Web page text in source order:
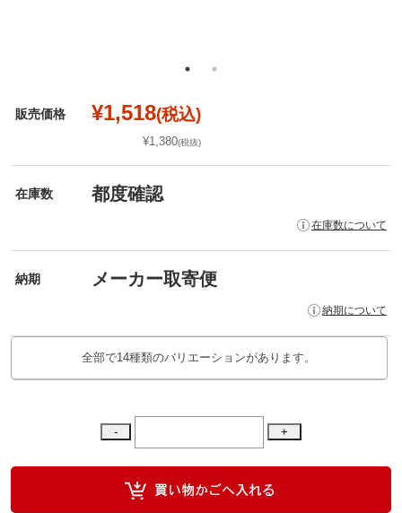
販売価格 ¥1,518(税込)
¥1,380(税抜)
在庫数 都度確認
在庫数について
納期 メーカー取寄便
納期について
全部で14種類のバリエーションがあります。